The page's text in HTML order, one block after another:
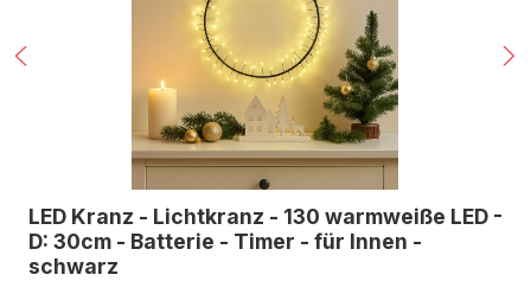
LED Kranz - Lichtkranz - 130 warmweiße LED -
D: 30cm - Batterie - Timer - für Innen -
schwarz